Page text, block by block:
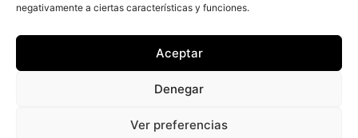
negativamente a ciertas características y funciones.
Aceptar
Denegar
Ver preferencias
automóviles - C/ Fernández de la Hoz 70, 1ºB - 28003 - Madrid
fleetpeople@fleetpeople.es